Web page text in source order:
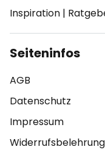
Inspiration |
Seiteninfos
AGB
Datenschutz
Impressum
Widerrufsbelehrung